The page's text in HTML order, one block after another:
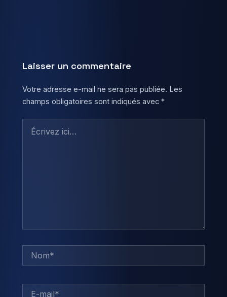
Laisser un commentaire
Votre adresse e-mail ne sera pas publiée. Les
champs obligatoires sont indiqués avec*
ici…